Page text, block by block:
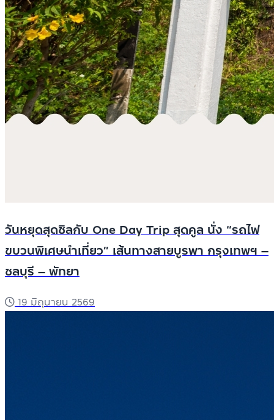
วันหยุดสุดชิลกับ One Day Trip สุดคูล นั่ง “รถไฟ
ขบวนพิเศษนำเที่ยว” เส้นทางสายบูรพา กรุงเทพฯ –
ชลบุรี – พัทยา
19 มิถุนายน 2569